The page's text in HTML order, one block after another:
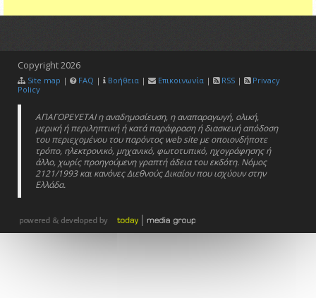
Copyright2026
Site map | FAQ | Βοήθεια | Επικοινωνία | RSS |
Privacy
Policy
ΑΠΑΓΟΡΕΥΕΤΑΙ η αναδημοσίευση, η αναπαραγωγή, ολική,
μερική ή περιληπτική ή κατά παράφραση ή διασκευή απόδοση
του περιεχομένου του παρόντος web site με οποιονδήποτε
τρόπο, ηλεκτρονικό, μηχανικό, φωτοτυπικό, ηχογράφησης ή
άλλο, χωρίς προηγούμενη γραπτή άδεια του εκδότη. Νόμος
2121/1993 και κανόνες Διεθνούς Δικαίου που ισχύουν στην
Ελλάδα.